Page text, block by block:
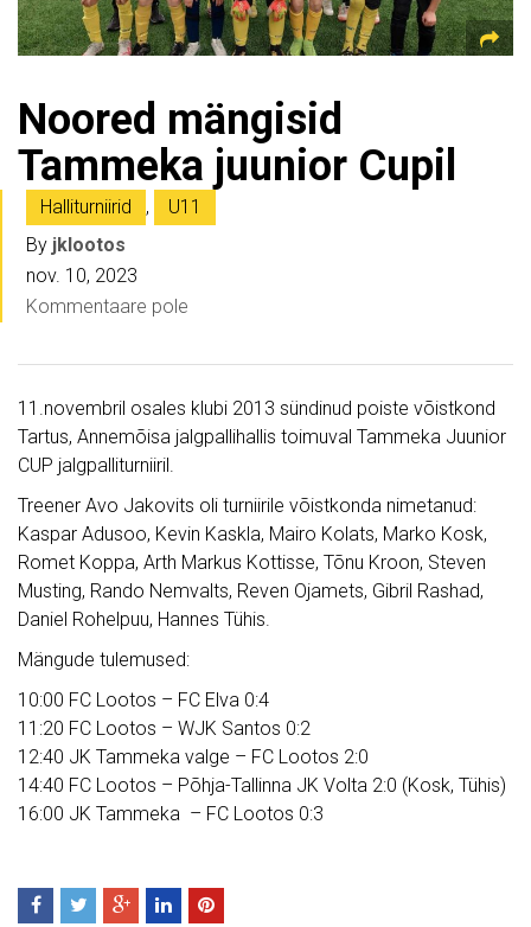
Noored mängisid
Tammeka juunior Cupil
Halliturniirid ,
U11
By jklootos
nov. 10, 2023
Kommentaare pole
11.novembril osales klubi 2013 sündinud poiste võistkond
Tartus, Annemõisa jalgpallihallis toimuval Tammeka Juunior
CUP jalgpalliturniiril.
Treener Avo Jakovits oli turniirile võistkonda nimetanud:
Kaspar Adusoo, Kevin Kaskla, Mairo Kolats, Marko Kosk,
Romet Koppa, Arth Markus Kottisse, Tõnu Kroon, Steven
Musting, Rando Nemvalts, Reven Ojamets, Gibril Rashad,
Daniel Rohelpuu, Hannes Tühis.
Mängude tulemused:
10:00 FC Lootos – FC Elva 0:4
11:20 FC Lootos – WJK Santos 0:2
12:40 JK Tammeka valge – FC Lootos 2:0
14:40 FC Lootos – Põhja-Tallinna JK Volta 2:0 (Kosk, Tühis)
16:00 JK Tammeka – FC Lootos 0:3